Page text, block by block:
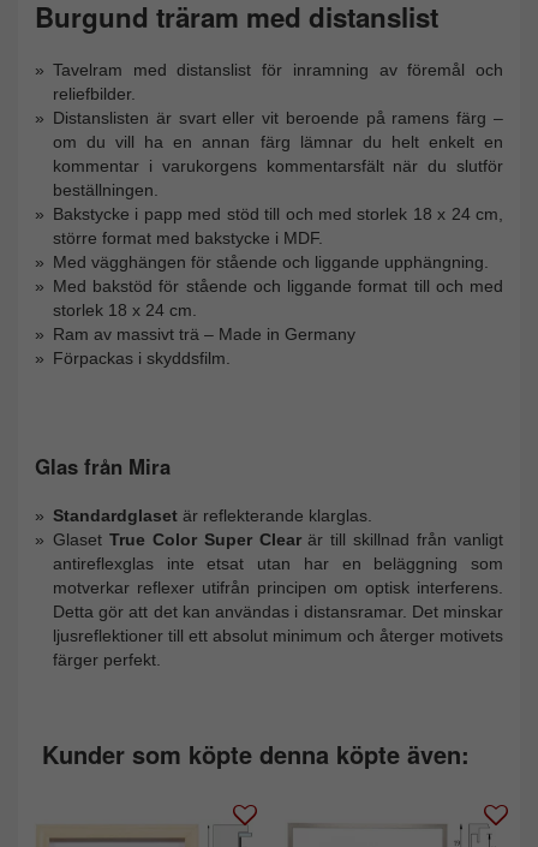
Burgund träram med distanslist
Tavelram med distanslist för inramning av föremål och
reliefbilder.
Distanslisten är svart eller vit beroende på ramens färg –
om du vill ha en annan färg lämnar du helt enkelt en
kommentar i varukorgens kommentarsfält när du slutför
beställningen.
Bakstycke i papp med stöd till och med storlek 18 x 24 cm,
större format med bakstycke i MDF.
Med vägghängen för stående och liggande upphängning.
Med bakstöd för stående och liggande format till och med
storlek 18 x 24 cm.
Ram av massivt trä – Made in Germany
Förpackas i skyddsfilm.
Glas från Mira
Standardglaset är reflekterande klarglas.
Glaset True Color Super Clearär till skillnad från vanligt
antireflexglas inte etsat utan har en beläggning som
motverkar reflexer utifrån principen om optisk interferens.
Detta gör att det kan användas i distansramar. Det minskar
ljusreflektioner till ett absolut minimum och återger motivets
färger perfekt.
Kunder som köpte denna köpte även: